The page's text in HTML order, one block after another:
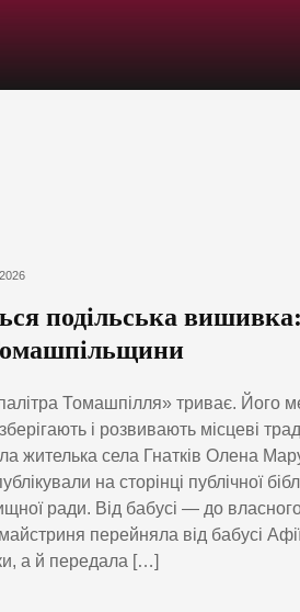
подільська вишивка:
Томашпілля» триває. Його
і розвивають місцеві
жителька села Гнатків Олена
на сторінці публічної
ради. Від бабусі — до
перейняла від бабусі
а й передала […]